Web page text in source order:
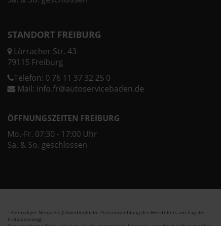
STANDORT FREIBURG
Lörracher Str. 43
79115 Freiburg
Telefon: 0 76 11 37 32 25 0
Mail: info.fr@autoservicebaden.de
ÖFFNUNGSZEITEN FREIBURG
Mo.-Fr. 07:30 - 17:00 Uhr
Sa. & So. geschlossen
1 Ehemaliger Neupreis (Unverbindliche Preisempfehlung des Herstellers am Tag der
Erstzulassung).